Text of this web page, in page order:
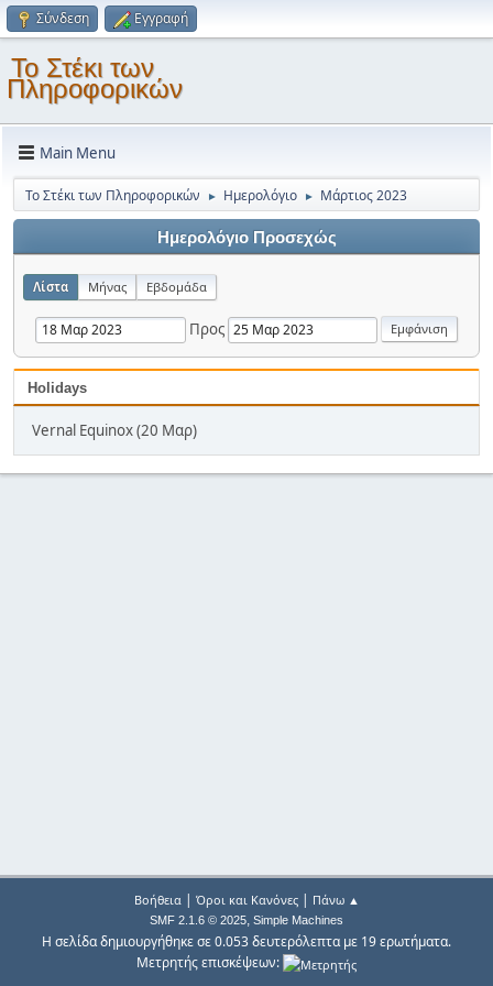
Σύνδεση Εγγραφή
Το Στέκι των
Πληροφορικών
Main Menu
Το Στέκι των Πληροφορικών ► Ημερολόγιο ► Μάρτιος 2023
Ημερολόγιο Προσεχώς
Λίστα Μήνας Εβδομάδα
Προς
Holidays
Vernal Equinox (20 Μαρ)
Βοήθεια| Όροι και Κανόνες| Πάνω ▲
SMF 2.1.6 © 2025, Simple Machines
Η σελίδα δημιουργήθηκε σε 0.053 δευτερόλεπτα με 19 ερωτήματα.
Μετρητής επισκέψεων: